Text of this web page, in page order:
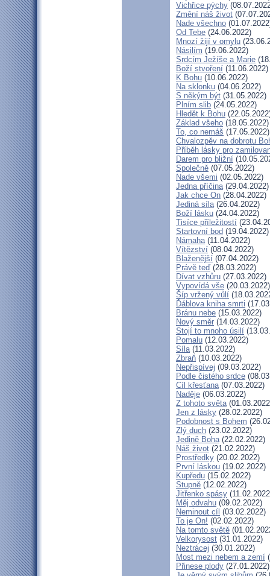
Vichřice pýchy
Změní náš život
Nade všechno
Od Tebe (24.06.2022)
Mnozí žijí v omylu
Násilím (19.06.2022)
Srdcím Ježíše a Marie
Boží stvoření (11.06.2022)
K Bohu (10.06.2022)
Na sklonku (04.06.2022)
S někým být (31.05.2022)
Plním slib (24.05.2022)
Hledět k Bohu
Základ všeho (18.05.2022)
To, co nemáš (17.05.2022)
Chvalozpěv na dobrotu
Příběh lásky pro
Darem pro bližní
Společně (07.05.2022)
Nade všemi (02.05.2022)
Jedna příčina(29.04.2022)
Jak chce On (28.04.2022)
Jediná síla(26.04.2022)
Boží lásku (24.04.2022)
Tisíce příležitostí
Startovní bod (19.04.2022)
Námaha(11.04.2022)
Vítězství (08.04.2022)
Blaženější (07.04.2022)
Právě teď (28.03.2022)
Dívat vzhůru (27.03.2022)
Vypovídá vše (20.03.2022)
Šíp vržený vůlí
Ďáblova kniha smrti
Bránu nebe (15.03.2022)
Nový směr (14.03.2022)
Stojí to mnoho úsilí
Pomalu (12.03.2022)
Síla(11.03.2022)
Zbraň (10.03.2022)
Nepřispívej (09.03.2022)
Podle čistého srdce
Cíl křesťana(07.03.2022)
Naděje (06.03.2022)
Z tohoto světa
Jen z lásky (28.02.2022)
Podobnost s Bohem
Zlý duch (23.02.2022)
Jedině Boha(22.02.2022)
Náš život (21.02.2022)
Prostředky (20.02.2022)
První láskou (19.02.2022)
Kupředu (15.02.2022)
Stupně (12.02.2022)
Jitřenko spásy
Měj odvahu (09.02.2022)
Neminout cíl (03.02.2022)
To je On! (02.02.2022)
Na tomto světě
Velkorysost (31.01.2022)
Neztrácej (30.01.2022)
Most mezi nebem a zemí
Přinese plody (27.01.2022)